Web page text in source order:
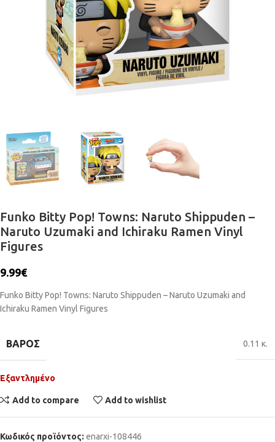
Funko Bitty Pop! Towns: Naruto Shippuden –
Naruto Uzumaki and Ichiraku Ramen Vinyl
Figures
9.99€
Funko Bitty Pop! Towns: Naruto Shippuden – Naruto Uzumaki and
Ichiraku Ramen Vinyl Figures
ΒΆΡΟΣ 0.11 κ.
Εξαντλημένο
Add to compare Add to wishlist
Κωδικός προϊόντος: enarxi-108446